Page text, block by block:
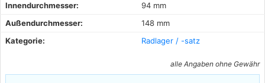
Innendurchmesser:
94 mm
Außendurchmesser:
148 mm
Kategorie:
Radlager / -satz
alle Angaben ohne Gewähr